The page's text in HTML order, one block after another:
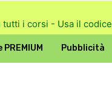
tutti i corsi - Usa il codice
Pubblicità